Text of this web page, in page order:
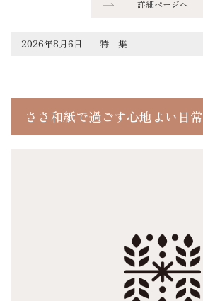
詳細ページへ
2026年8月6日 特 集
ささ和紙で過ごす心地よい日常